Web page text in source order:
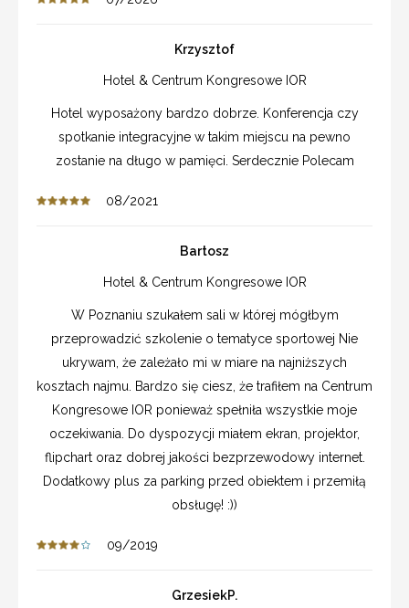
Krzysztof
Hotel & Centrum Kongresowe IOR
Hotel wyposażony bardzo dobrze. Konferencja czy
spotkanie integracyjne w takim miejscu na pewno
zostanie na długo w pamięci. Serdecznie Polecam
08/2021
Bartosz
Hotel & Centrum Kongresowe IOR
W Poznaniu szukałem sali w której mógłbym
przeprowadzić szkolenie o tematyce sportowej Nie
ukrywam, że zależało mi w miare na najniższych
kosztach najmu. Bardzo się ciesz, że trafiłem na Centrum
Kongresowe IOR ponieważ spełniła wszystkie moje
oczekiwania. Do dyspozycji miałem ekran, projektor,
flipchart oraz dobrej jakości bezprzewodowy internet.
Dodatkowy plus za parking przed obiektem i przemiłą
obsługę! :))
09/2019
GrzesiekP.